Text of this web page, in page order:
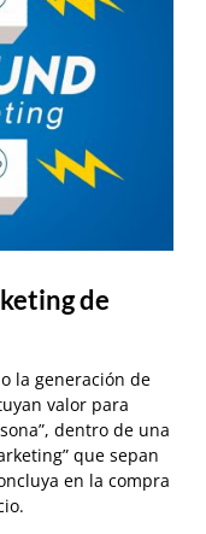
de
la generación de
valor para
dentro de una
que sepan
en la compra